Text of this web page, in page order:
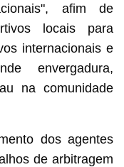
afim de
locais para
internacionais e
envergadura,
na comunidade
dos agentes
de arbitragem